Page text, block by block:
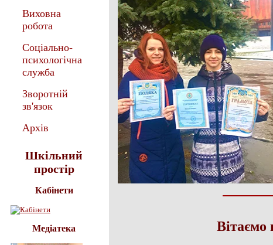
Виховна
робота
Соціально-
психологічна
служба
Зворотній
зв'язок
Архів
Шкільний
простір
Кабінети
Медіатека Вітаємо